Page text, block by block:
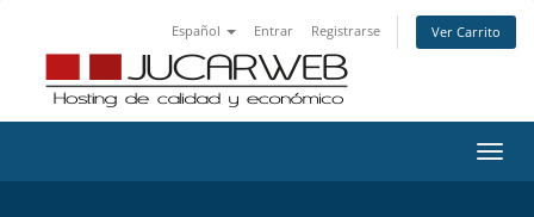
Español Entrar Registrarse Ver Carrito